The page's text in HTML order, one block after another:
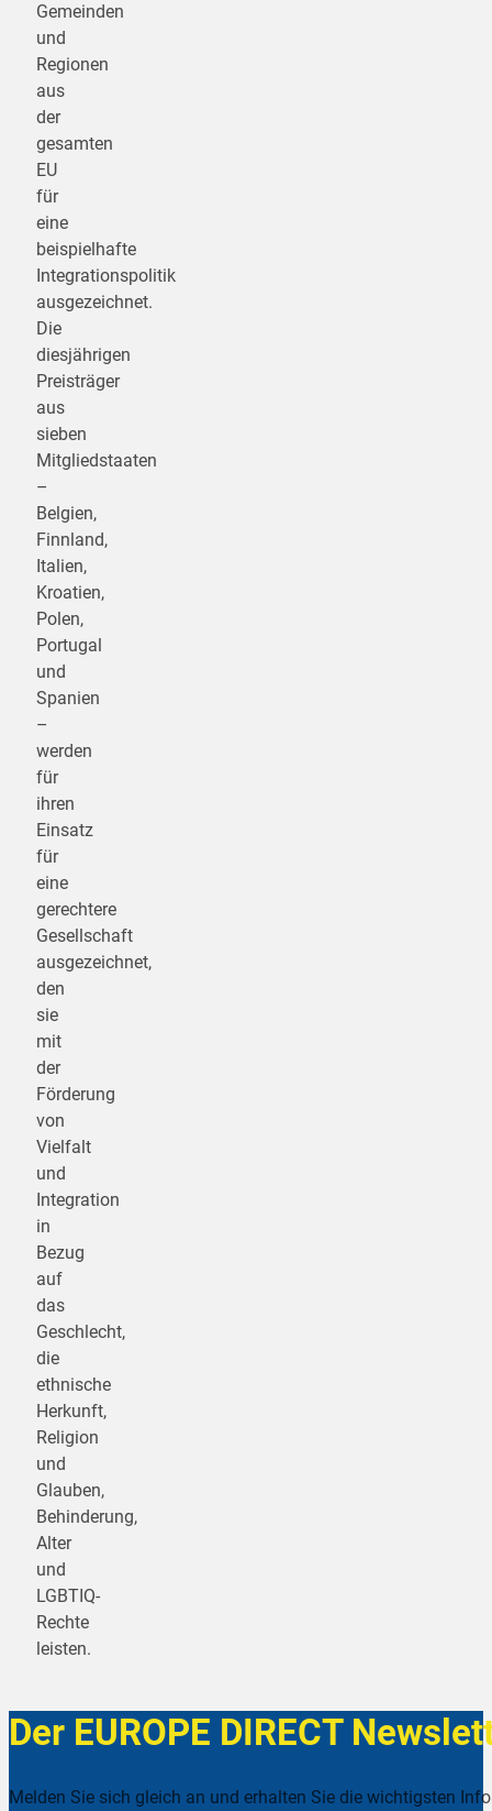
Gemeinden
und
Regionen
aus
der
gesamten
EU
für
eine
beispielhafte
Integrationspolitik
ausgezeichnet.
Die
diesjährigen
Preisträger
aus
sieben
Mitgliedstaaten
–
Belgien,
Finnland,
Italien,
Kroatien,
Polen,
Portugal
und
Spanien
–
werden
für
ihren
Einsatz
für
eine
gerechtere
Gesellschaft
ausgezeichnet,
den
sie
mit
der
Förderung
von
Vielfalt
und
Integration
in
Bezug
auf
das
Geschlecht,
die
ethnische
Herkunft,
Religion
und
Glauben,
Behinderung,
Alter
und
LGBTIQ-
Rechte
leisten.
Der EUROPE DIRECT
Melden Sie sich gleich an und erhalten Sie die wichtigsten